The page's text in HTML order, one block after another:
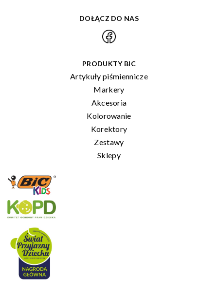
DOŁĄCZ DO NAS
PRODUKTY BIC
Artykuły piśmiennicze
Markery
Akcesoria
Kolorowanie
Korektory
Zestawy
Sklepy